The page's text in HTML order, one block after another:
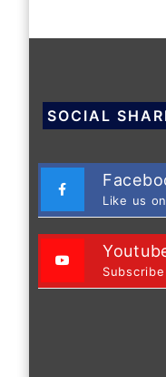
SOCIAL
Like us